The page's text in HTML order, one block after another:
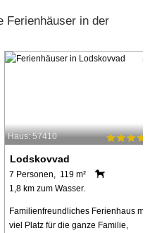
Ferienhäuser in der
Haus: 57410
Lodskovvad
7 Personen, 119 m²
1,8 km zum Wasser.
Familienfreundliches Ferienhaus mit
viel Platz für die ganze Familie,